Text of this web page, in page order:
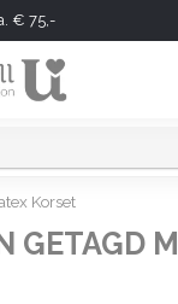
Korset
GETAGD